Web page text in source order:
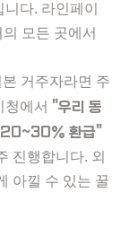
다. 라인페이
모든 곳에서
본 거주자라면 주
청에서 "우리 동
20~30% 환급"
진행합니다. 외
아낄 수 있는 꿀